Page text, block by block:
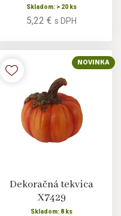
Skladom: > 20 ks
5,22 €s DPH
NOVINKA
Dekoračná tekvica
X7429
Skladom: 8 ks